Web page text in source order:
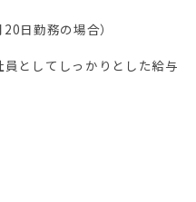
日勤務の場合）
としてしっかりとした給与